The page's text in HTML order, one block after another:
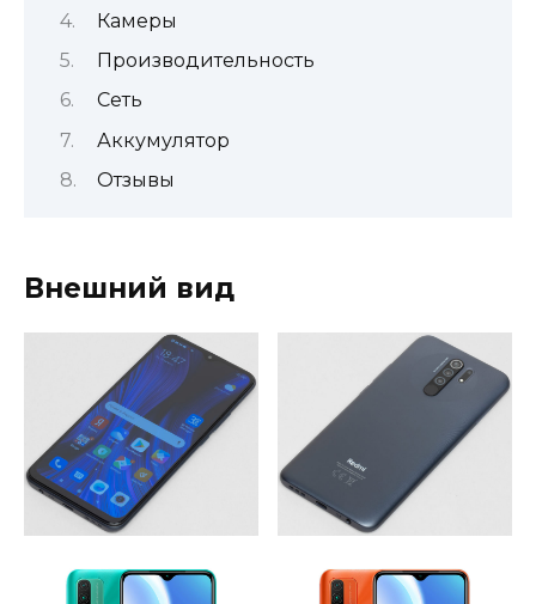
Камеры
Производительность
Сеть
Аккумулятор
Отзывы
Внешний вид